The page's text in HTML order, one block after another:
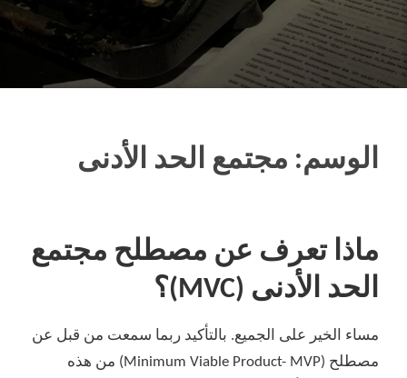
الوسم: مجتمع الحد الأدنى
ماذا تعرف عن مصطلح مجتمع
الحد الأدنى (MVC)؟
مساء الخير على الجميع. بالتأكيد ربما سمعت من قبل عن
مصطلح (Minimum Viable Product- MVP) من هذه